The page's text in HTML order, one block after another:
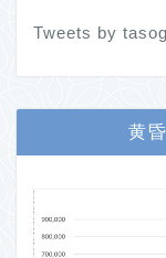
Tweets by
黄